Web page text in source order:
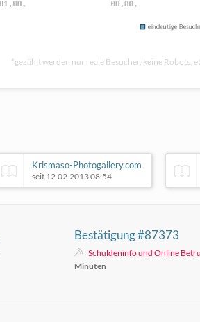
*gezählt werden nur reale Besucher, keine Robots,
Krismaso-Photogallery.com
seit 12.02.2013 08:54
Bestätigung #87373
Schuldeninfo und Online
Minuten